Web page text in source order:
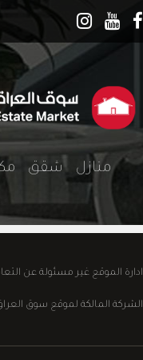
منازلشقق
ادارة الموقع غير مسئولة عن
الشركة المالكة لموقع سوق العراق